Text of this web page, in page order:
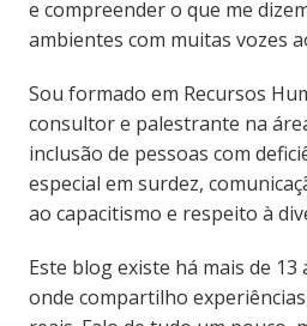
e compreender o que me
ambientes com muitas vozes
Sou formado em Recursos
consultor e palestrante na
inclusão de pessoas com
especial em surdez,
ao capacitismo e respeito à
Este blog existe há mais de 13
onde compartilho